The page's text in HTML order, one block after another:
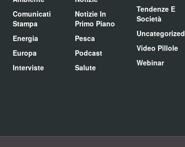
Comunicati
Stampa
Energia
Europa
Interviste
Notizie In
Primo Piano
Pesca
Podcast
Salute
Tendenze E
Società
Uncategorized
Video Pillole
Webinar